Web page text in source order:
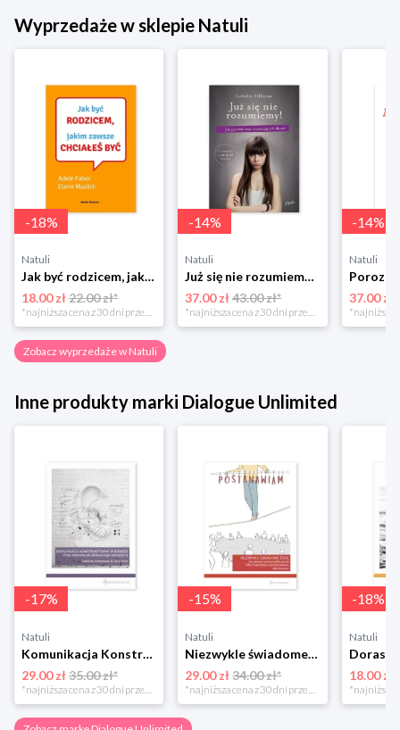
Wyprzedaże w sklepie Natuli
-18%
Natuli
Jak być rodzicem, jakim zawsze chciałeś być Media rodzina
18.00 zł22.00 zł*
*najniższa cena z 30 dni przed obniżką
-14%
Natuli
Już się nie rozumiemy! Jak przeżyć czas trzaskających drzwi Esprit
37.00 zł 43.00 zł*
*najniższa cena z 30 dni przed obniżką
-14%
Natuli
37.00 zł
Zobacz wyprzedaże w Natuli
Inne produkty marki Dialogue Unlimited
-17%
Natuli
Komunikacja Konstruktywna w biznesie Dialogue unlimited
29.00 zł35.00 zł*
-15%
Natuli
Niezwykle świadome życie. Postanowienie o życiu bez przemocy. Tom II Dialogue unlimited
29.00 zł 34.00 zł*
-18%
Natuli
18.00 zł